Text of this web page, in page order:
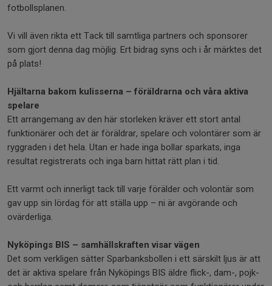
fotbollsplanen.
Vi vill även rikta ett Tack till samtliga partners och sponsorer
som gjort denna dag möjlig. Ert bidrag syns och i år märktes det
på plats!
Hjältarna bakom kulisserna – föräldrarna och våra aktiva
spelare
Ett arrangemang av den här storleken kräver ett stort antal
funktionärer och det är föräldrar, spelare och volontärer som är
ryggraden i det hela. Utan er hade inga bollar sparkats, inga
resultat registrerats och inga barn hittat rätt plan i tid.
Ett varmt och innerligt tack till varje förälder och volontär som
gav upp sin lördag för att ställa upp – ni är avgörande och
ovärderliga.
Nyköpings BIS – samhällskraften visar vägen
Det som verkligen sätter Sparbanksbollen i ett särskilt ljus är att
det är aktiva spelare från Nyköpings BIS äldre flick-, dam-, pojk-